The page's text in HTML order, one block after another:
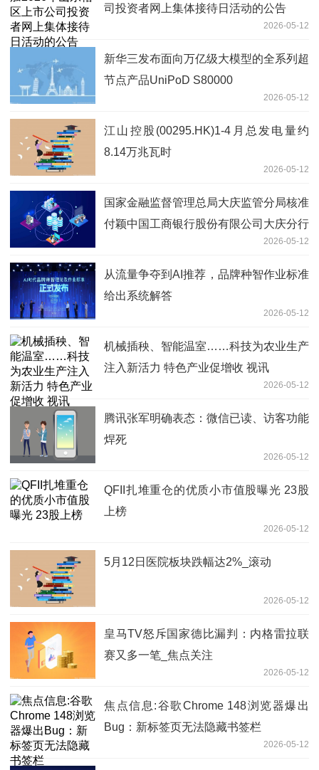
司投资者网上集体接待日活动的公告
2026-05-12
新华三发布面向万亿级大模型的全系列超
节点产品UniPoD S80000
2026-05-12
江山控股(00295.HK)1-4月总发电量约
8.14万兆瓦时
2026-05-12
国家金融监督管理总局大庆监管分局核准
付颖中国工商银行股份有限公司大庆分行
2026-05-12
从流量争夺到AI推荐，品牌种智作业标准
给出系统解答
2026-05-12
机械插秧、智能温室……科技为农业生产
注入新活力 特色产业促增收 视讯
2026-05-12
腾讯张军明确表态：微信已读、访客功能
焊死
2026-05-12
QFII扎堆重仓的优质小市值股曝光 23股
上榜
2026-05-12
5月12日医院板块跌幅达2%_滚动
2026-05-12
皇马TV怒斥国家德比漏判：内格雷拉联
赛又多一笔_焦点关注
2026-05-12
焦点信息:谷歌Chrome 148浏览器爆出
Bug：新标签页无法隐藏书签栏
2026-05-12